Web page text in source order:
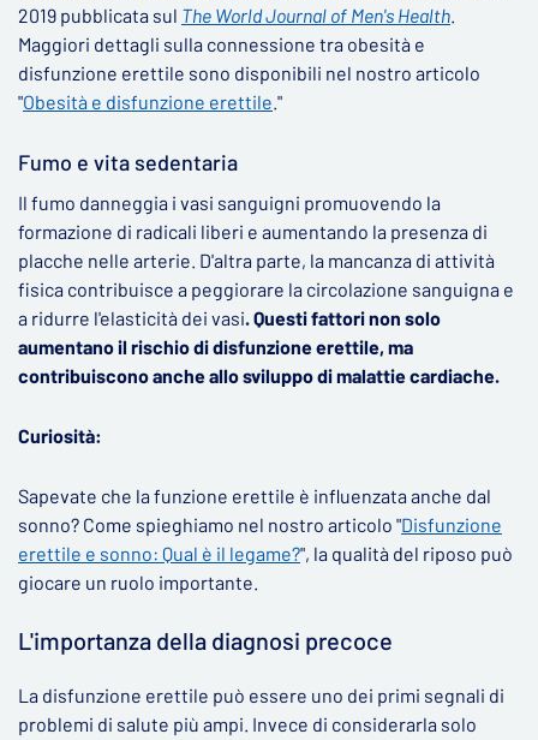
2019 pubblicata sul The World Journal of Men's Health.
Maggiori dettagli sulla connessione tra obesità e
disfunzione erettile sono disponibili nel nostro articolo
"Obesità e disfunzione erettile."
Fumo e vita sedentaria
Il fumo danneggia i vasi sanguigni promuovendo la
formazione di radicali liberi e aumentando la presenza di
placche nelle arterie. D'altra parte, la mancanza di attività
fisica contribuisce a peggiorare la circolazione sanguigna e
a ridurre l'elasticità dei vasi. Questi fattori non solo
aumentano il rischio di disfunzione erettile, ma
contribuiscono anche allo sviluppo di malattie cardiache.
Curiosità:
Sapevate che la funzione erettile è influenzata anche dal
sonno? Come spieghiamo nel nostro articolo "Disfunzione
erettile e sonno: Qual è il legame?", la qualità del riposo può
giocare un ruolo importante.
L'importanza della diagnosi precoce
La disfunzione erettile può essere uno dei primi segnali di
problemi di salute più ampi. Invece di considerarla solo